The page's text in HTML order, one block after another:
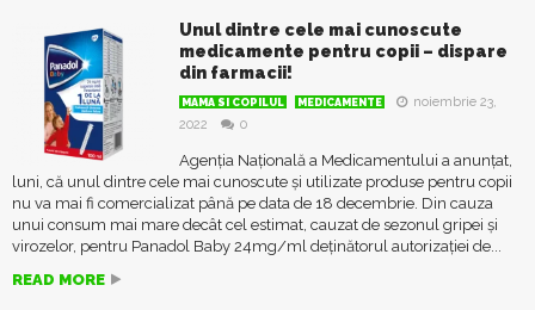
Unul dintre cele mai cunoscute
medicamente pentru copii – dispare
din farmacii!
MAMA SI COPILUL MEDICAMENTE
noiembrie 23,
2022
0
Agenția Națională a Medicamentului a anunțat,
luni, că unul dintre cele mai cunoscute și utilizate produse pentru copii
nu va mai fi comercializat până pe data de 18 decembrie. Din cauza
unui consum mai mare decât cel estimat, cauzat de sezonul gripei și
virozelor, pentru Panadol Baby 24mg/ml deținătorul autorizației de...
READ MORE